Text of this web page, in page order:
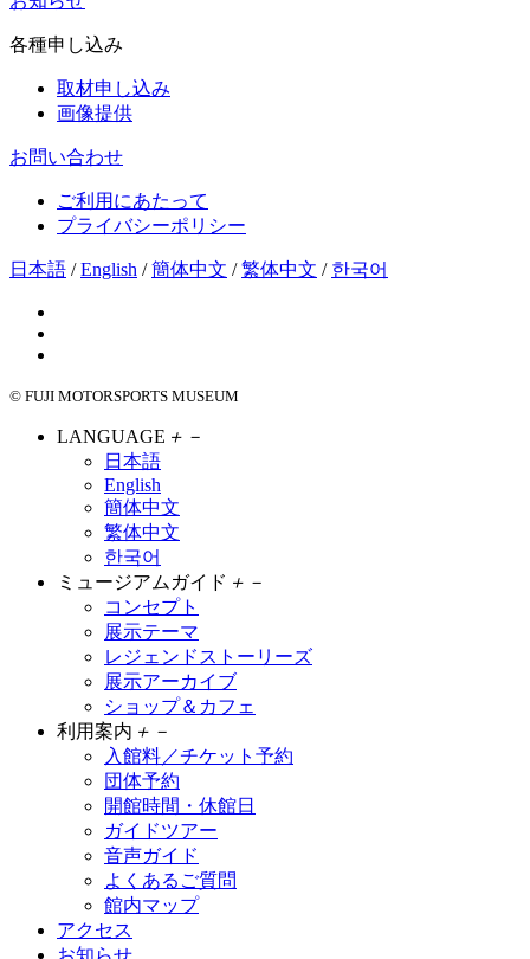
各種申し込み
取材申し込み
画像提供
お問い合わせ
ご利用にあたって
プライバシーポリシー
日本語 /English /簡体中文 /繁体中文 / 한국어
© FUJI MOTORSPORTS MUSEUM
LANGUAGE ＋ －
日本語
English
簡体中文
繁体中文
한국어
ミュージアムガイド ＋ －
コンセプト
展示テーマ
レジェンドストーリーズ
展示アーカイブ
ショップ＆カフェ
利用案内 ＋ －
入館料／チケット予約
団体予約
開館時間・休館日
ガイドツアー
音声ガイド
よくあるご質問
館内マップ
アクセス